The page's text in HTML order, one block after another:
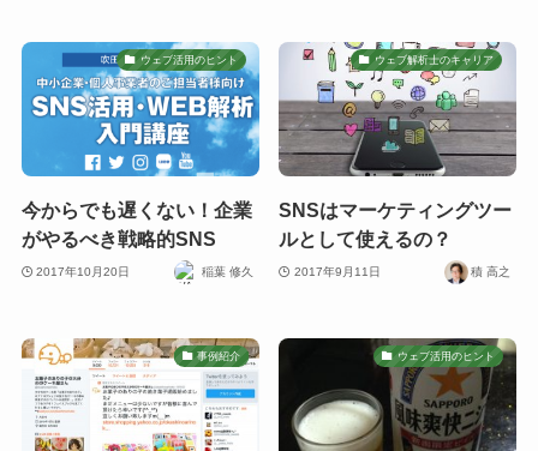
ウェブ活用のヒント
今からでも遅くない！企業
がやるべき戦略的SNS
2017年10月20日 稲葉 修久
ウェブ解析士のキャリア
SNSはマーケティングツー
ルとして使えるの？
2017年9月11日 積 高之
事例紹介 ウェブ活用のヒント